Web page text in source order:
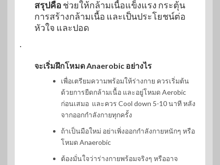
สรุปคือ ช่วยให้กล้ามเนื้อแข็งแรง กระตุ้น
การสร้างกล้ามเนื้อ และเป็นประโยชน์ต่อ
หัวใจ และปอด
.
จะเริ่มฝึกโหมด Anaerobic อย่างไร
เพื่อเตรียมความพร้อมให้ร่างกาย ควรเริ่มต้น
ด้วยการยืดกล้ามเนื้อ และอยู่โหมด Aerobic
ก่อนเสมอ และควร Cool down 5-10 นาที หลัง
จากออกกำลังกายทุกครั้ง
ถ้าเป็นมือใหม่ อย่าเพิ่งออกกำลังกายหนักๆ หรือ
โหมด Anaerobic
ต้องมั่นใจว่าร่างกายพร้อมจริงๆ หรืออาจ